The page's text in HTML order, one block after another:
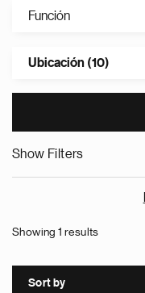
Función
Ubicación (10)
Show Filters
Showing 1 results
Sort by